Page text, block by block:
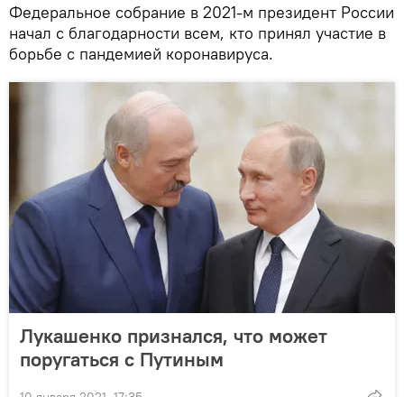
Федеральное собрание в 2021-м президент России
начал с благодарности всем, кто принял участие в
борьбе с пандемией коронавируса.
Лукашенко признался, что может
поругаться с Путиным